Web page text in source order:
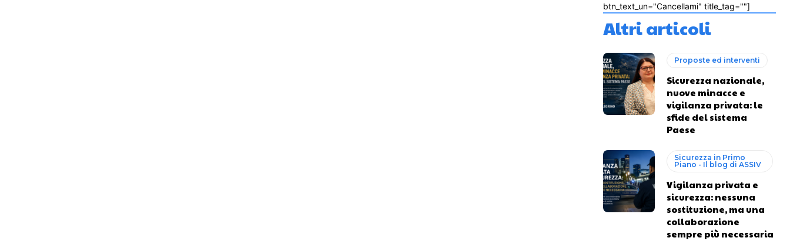
btn_text_un="Cancellami" title_tag=""]
Altri articoli
Proposte ed interventi
Sicurezza nazionale,
nuove minacce e
vigilanza privata: le
sfide del sistema
Paese
Sicurezza in Primo
Piano - Il blog di ASSIV
Vigilanza privata e
sicurezza: nessuna
sostituzione, ma una
collaborazione
sempre più necessaria